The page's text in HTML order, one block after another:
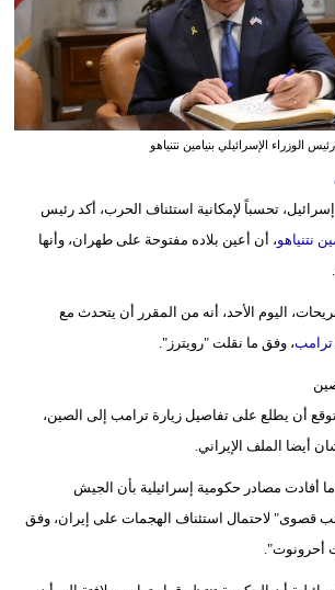
أخبار
إعلام
علوم
وتكنولوجيا
فيديو
رئيس الوزراء الإسرائيلي بنيامين نتنياهو
تحسباً لإمكانية استئناف الحرب، أكد رئيس
نتنياهو، أن أعين بلاده مفتوحة على طهران، وأنها
اليوم الأحد، أنه من المقرر أن يتحدث مع
ترامب، وفق ما نقلت "رويترز".
أن يطلع على تفاصيل زيارة ترامب إلى الصين،
أيضا الملف الإيراني.
أفادت مصادر حكومية إسرائيلية بأن الجيش
قصوى" لاحتمال استئناف الهجمات على إيران، وفق
أحرونوت".